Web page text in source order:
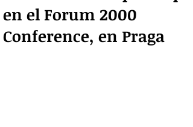
en el Forum 2000
Conference, en Praga